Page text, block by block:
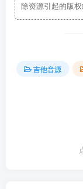
除资源引起的版
吉他音源